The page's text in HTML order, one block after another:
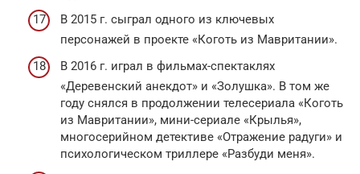
В 2015 г. сыграл одного из ключевых
персонажей в проекте «Коготь из Мавритании».
В 2016 г. играл в фильмах-спектаклях
«Деревенский анекдот» и «Золушка». В том же
году снялся в продолжении телесериала «Коготь
из Мавритании», мини-сериале «Крылья»,
многосерийном детективе «Отражение радуги» и
психологическом триллере «Разбуди меня».